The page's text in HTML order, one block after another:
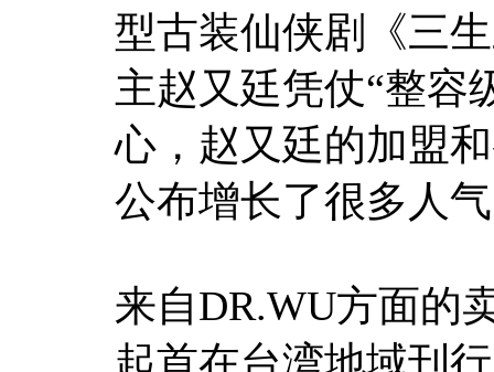
型古装仙侠剧《三
主赵又廷凭仗“整容
心，赵又廷的加盟
公布增长了很多人
来自DR.WU方面的
起首在台湾地域刊